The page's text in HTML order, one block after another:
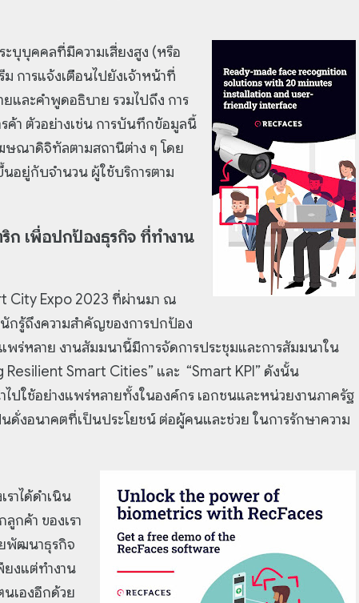
บุบุคคลที่มีความเสี่ยงสูง (หรือ
การแจ้งเตือนไปยังเจ้าหน้าที่
และคำพูดอธิบาย รวมไปถึง การ
ค้า ตัวอย่างเช่น การบันทึกข้อมูลนี้
ษณาดิจิทัลตามสถานีต่าง ๆ โดย
นอยู่กับจำนวน ผู้ใช้บริการตาม
ก เพื่อปกป้องธุรกิจ ที่ทำงาน
City Expo 2023 ที่ผ่านมา ณ
กรู้ถึงความสำคัญของการปกป้อง
ร่หลาย งานสัมมนานี้มีการจัดการประชุมและการสัมมนาใน
Resilient Smart Cities” และ “Smart KPI” ดังนั้น
ปใช้อย่างแพร่หลายทั้งในองค์กร เอกชนและหน่วยงานภาครัฐ
ดั่งอนาคตที่เป็นประโยชน์ ต่อผู้คนและช่วย ในการรักษาความ
าได้ดำเนิน
กค้า ของเรา
พัฒนาธุรกิจ
ยงแต่ทำงาน
นเองอีกด้วย